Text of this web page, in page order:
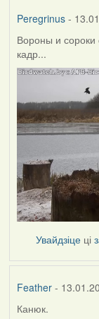
Peregrinus-
Вороны и сороки
кадр...
Увайдзіце ці
Feather-
Канюк.